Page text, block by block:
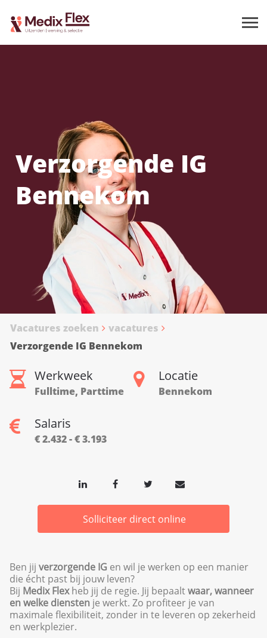
Verzorgende IG
Bennekom
Vacatures zoeken
vacatures
Verzorgende IG Bennekom
Werkweek
Fulltime, Parttime
Locatie
Bennekom
Salaris
€ 2.432 - € 3.193
Solliciteer direct online
Ben jij verzorgende IG en wil je werken op een manier
die écht past bij jouw leven?
Bij Medix Flex heb jij de regie. Jij bepaaltwaar, wanneer
en welke diensten je werkt. Zo profiteer je van
maximale flexibiliteit, zonder in te leveren op zekerheid
en werkplezier.